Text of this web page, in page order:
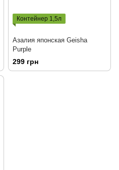
Контейнер 1,5л
Азалия японская Geisha
Purple
299 грн